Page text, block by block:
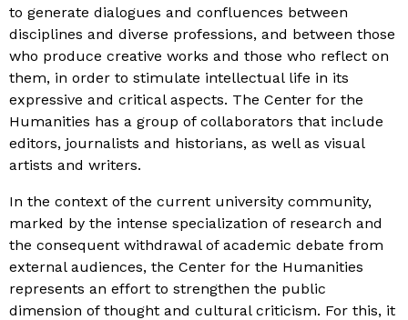
to generate dialogues and confluences between
disciplines and diverse professions, and between those
who produce creative works and those who reflect on
them, in order to stimulate intellectual life in its
expressive and critical aspects. The Center for the
Humanities has a group of collaborators that include
editors, journalists and historians, as well as visual
artists and writers.
In the context of the current university community,
marked by the intense specialization of research and
the consequent withdrawal of academic debate from
external audiences, the Center for the Humanities
represents an effort to strengthen the public
dimension of thought and cultural criticism. For this, it